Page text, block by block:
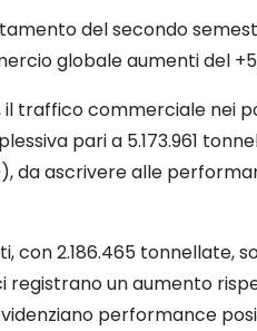
del secondo
globale aumenti del
traffico commerciale nei
pari a 5.173.961
da ascrivere alle
con 2.186.465 tonnellate,
registrano un aumento
performance